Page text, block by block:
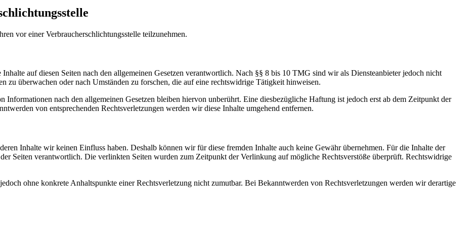
vor einer Verbraucherschlichtungsstelle teilzunehmen.
auf diesen Seiten nach den allgemeinen Gesetzen verantwortlich. Nach §§ 8 bis 10 TMG sind wir als Diensteanbieter jedoch nicht
zu überwachen oder nach Umständen zu forschen, die auf eine rechtswidrige Tätigkeit hinweisen.
nach den allgemeinen Gesetzen bleiben hiervon unberührt. Eine diesbezügliche Haftung ist jedoch erst ab dem Zeitpunkt der
von entsprechenden Rechtsverletzungen werden wir diese Inhalte umgehend entfernen.
Inhalte wir keinen Einfluss haben. Deshalb können wir für diese fremden Inhalte auch keine Gewähr übernehmen. Für die Inhalte der
Seiten verantwortlich. Die verlinkten Seiten wurden zum Zeitpunkt der Verlinkung auf mögliche Rechtsverstöße überprüft. Rechtswidrige
ohne konkrete Anhaltspunkte einer Rechtsverletzung nicht zumutbar. Bei Bekanntwerden von Rechtsverletzungen werden wir derartige